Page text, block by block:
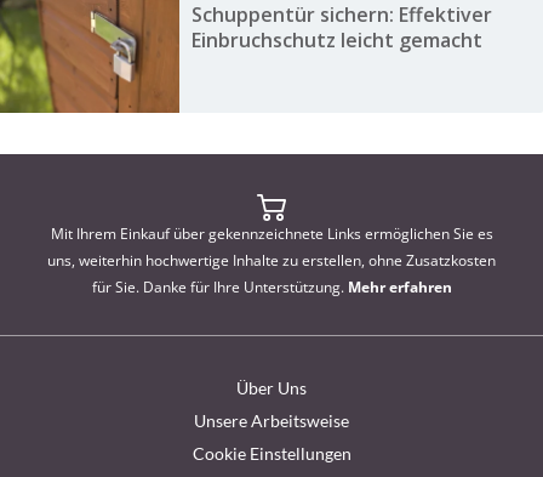
Schuppentür sichern: Effektiver
Einbruchschutz leicht gemacht
Mit Ihrem Einkauf über gekennzeichnete Links ermöglichen Sie es
uns, weiterhin hochwertige Inhalte zu erstellen, ohne Zusatzkosten
für Sie. Danke für Ihre Unterstützung. Mehr erfahren
Über Uns
Unsere Arbeitsweise
Cookie Einstellungen